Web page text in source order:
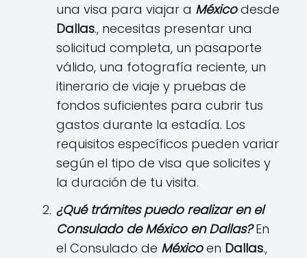
una visa para viajar a México desde
Dallas., necesitas presentar una
solicitud completa, un pasaporte
válido, una fotografía reciente, un
itinerario de viaje y pruebas de
fondos suficientes para cubrir tus
gastos durante la estadía. Los
requisitos específicos pueden variar
según el tipo de visa que solicites y
la duración de tu visita.
¿Qué trámites puedo realizar en el
Consulado deMéxico enDallas? En
el Consulado de Méxicoen Dallas.,